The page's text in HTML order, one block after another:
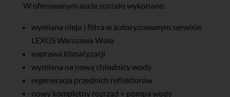
W oferowanym aucie zostało wykonane:
wymiana oleju i filtra w autoryzowanym serwisie
LEXUS Warszawa Wola
naprawa klimatyzacji
wymiana na nową chłodnicy wody
regeneracja przednich reflektorów
nowy kompletny rozrząd + pompa wody